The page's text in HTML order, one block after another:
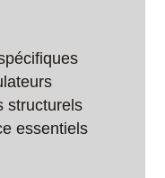
structurels
essentiels